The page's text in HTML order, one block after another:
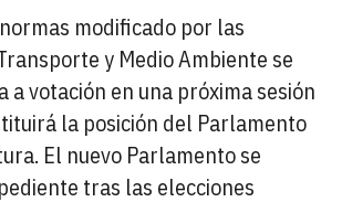
modificado por las
y Medio Ambiente se
a votación en una próxima sesión
la posición del Parlamento
El nuevo Parlamento se
tras las elecciones